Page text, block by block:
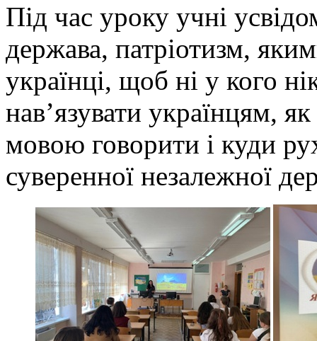
Під час уроку учні
держава, патріотизм,
українці, щоб ні у кого
нав’язувати українцям,
мовою говорити і куди
суверенної незалежної